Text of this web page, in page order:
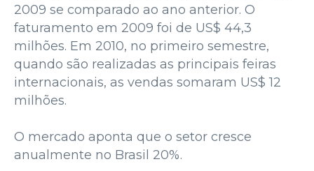
2009 se comparado ao ano anterior. O
faturamento em 2009 foi de US$ 44,3
milhões. Em 2010, no primeiro semestre,
quando são realizadas as principais feiras
internacionais, as vendas somaram US$ 12
milhões.
O mercado aponta que o setor cresce
anualmente no Brasil 20%.